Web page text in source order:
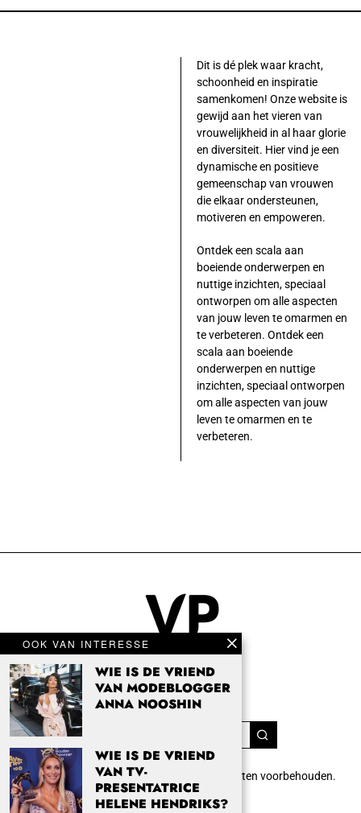
OOK VAN INTERESSE
WIE IS DE VRIEND
VAN MODEBLOGGER
ANNA NOOSHIN
WIE IS DE VRIEND
VAN TV-
PRESENTATRICE
HELENE HENDRIKS?
Dit is dé plek waar kracht,
schoonheid en inspiratie
samenkomen! Onze website is
gewijd aan het vieren van
vrouwelijkheid in al haar glorie
en diversiteit. Hier vind je een
dynamische en positieve
gemeenschap van vrouwen
die elkaar ondersteunen,
motiveren en empoweren.
Ontdek een scala aan
boeiende onderwerpen en
nuttige inzichten, speciaal
ontworpen om alle aspecten
van jouw leven te omarmen en
te verbeteren. Ontdek een
scala aan boeiende
onderwerpen en nuttige
inzichten, speciaal ontworpen
om alle aspecten van jouw
leven te omarmen en te
verbeteren.
Copyright 2024 Vrouwenpassie.nl. Alle rechten voorbehouden.
info@vrouwenpassie.nl.